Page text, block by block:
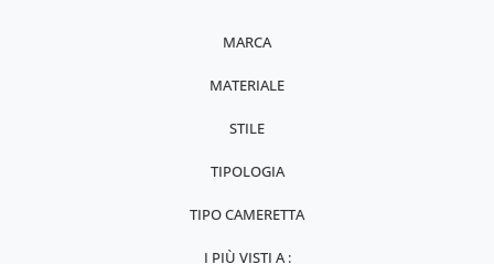
MARCA
MATERIALE
STILE
TIPOLOGIA
TIPO CAMERETTA
I PIÙ VISTI A :